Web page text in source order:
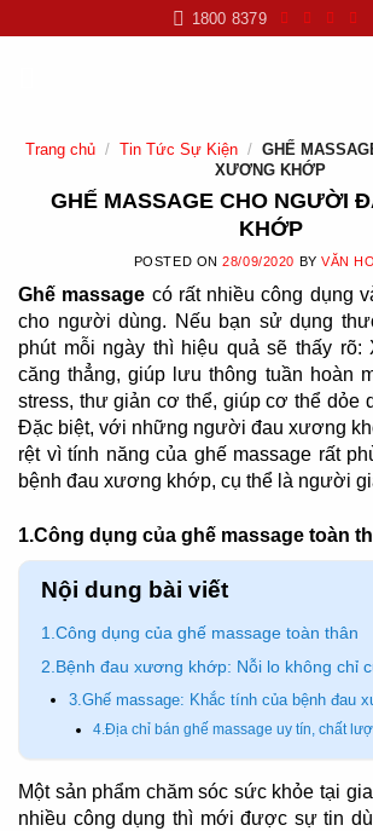
to
1800 8379
Trang chủ / Tin Tức Sự Kiện / GHẾ
XƯƠNG KHỚP
GHẾ MASSAGE CHO NGƯỜI
KHỚP
POSTED ON28/09/2020 BYVĂN
Ghế massage có rất nhiều công dụng
cho người dùng. Nếu bạn sử dụng
phút mỗi ngày thì hiệu quả sẽ thấy rõ:
căng thẳng, giúp lưu thông tuần hoàn
stress, thư giản cơ thể, giúp cơ thể dỏe
Đặc biệt, với những người đau xương
rệt vì tính năng của ghế massage rất
bệnh đau xương khớp, cụ thể là người
1.Công dụng của ghế massage toàn
Nội dung bài viết
1.Công dụng của ghế massage toàn thân
2.Bệnh đau xương khớp: Nỗi lo không chỉ
3.Ghế massage: Khắc tính của bệnh đau
4.Địa chỉ bán ghế massage uy tín, chất
Một sản phẩm chăm sóc sức khỏe tại
nhiều công dụng thì mới được sự tin